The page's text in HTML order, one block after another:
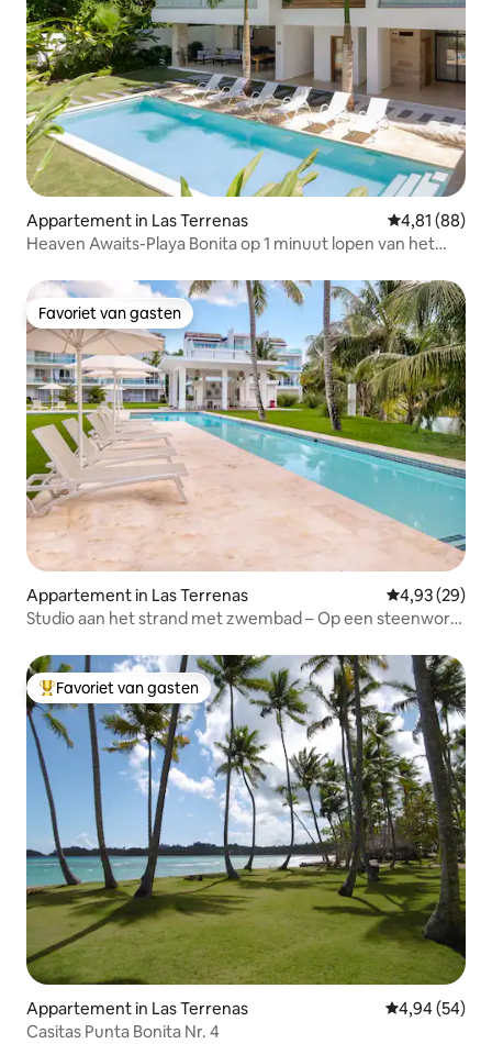
Appartement in Las Terrenas Gemiddelde
4,81 (88)
Heaven Awaits-Playa Bonita op 1 minuut lopen van het
Favoriet van gasten
Favoriet van gasten
Appartement in Las Terrenas Gemiddelde
4,93 (29)
Studio aan het strand met zwembad – Op een steenworp
Topfavoriet van gasten
Favoriet van gasten
Appartement in Las Terrenas Gemiddelde
4,94 (54)
Casitas Punta Bonita Nr. 4